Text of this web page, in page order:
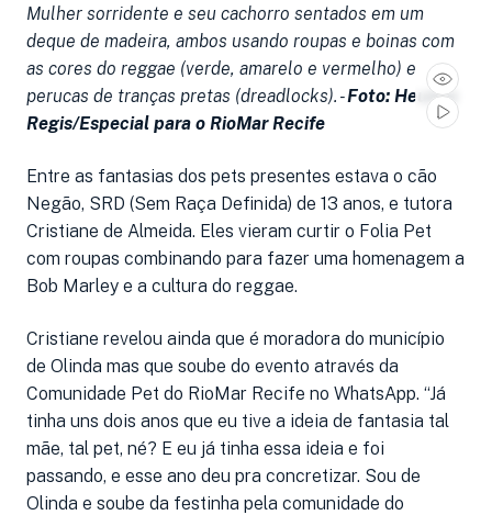
Mulher sorridente e seu cachorro sentados em um
deque de madeira, ambos usando roupas e boinas com
as cores do reggae (verde, amarelo e vermelho) e
perucas de tranças pretas (dreadlocks). -Foto: Heudes
Regis/Especial para o RioMar Recife
Entre as fantasias dos pets presentes estava o cão
Negão, SRD (Sem Raça Definida) de 13 anos, e tutora
Cristiane de Almeida. Eles vieram curtir o Folia Pet
com roupas combinando para fazer uma homenagem a
Bob Marley e a cultura do reggae.
Cristiane revelou ainda que é moradora do município
de Olinda mas que soube do evento através da
Comunidade Pet do RioMar Recife no WhatsApp. “Já
tinha uns dois anos que eu tive a ideia de fantasia tal
mãe, tal pet, né? E eu já tinha essa ideia e foi
passando, e esse ano deu pra concretizar. Sou de
Olinda e soube da festinha pela comunidade do